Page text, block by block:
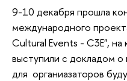
9-10 декабря прошла
международного
Cultural Events - C3E", на
выступили с докладом
для органиазаторов